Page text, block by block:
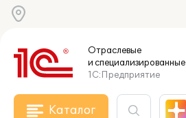
Отраслевые
и специализированные
1С:Предприятие
Каталог